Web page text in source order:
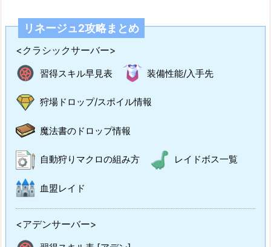
リネージュ2攻略まとめ
<クラシックサーバー>
習得スキル早見表 装備性能/入手先
狩場ドロップ/スポイル情報
魔法書のドロップ情報
自動狩りマクロの組み方 レイドボス一覧
血盟レイド
<アデンサーバー>